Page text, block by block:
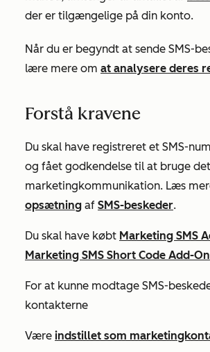
der er tilgængelige på din konto.
Når du er begyndt at sende SMS-
lære mere om at analysere deres
Forstå kravene
Du skal have registreret et SMS-
og fået godkendelse til at bruge
marketingkommunikation. Læs
opsætning af SMS-beskeder.
Du skal have købt Marketing SMS
Marketing SMS Short Code Add-On
For at kunne modtage SMS-
kontakterne
Være indstillet som